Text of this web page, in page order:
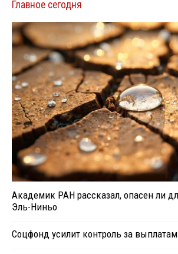
Главное сегодня
Академик РАН рассказал, опасен ли
Эль-Ниньо
Соцфонд усилит контроль за